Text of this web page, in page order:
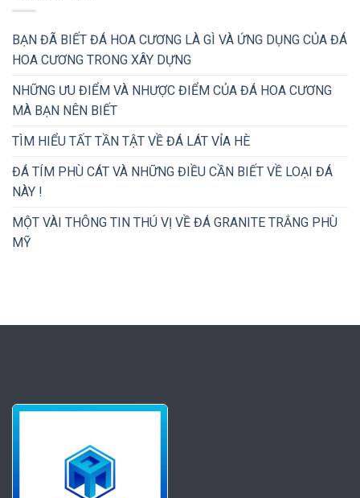
BẠN ĐÃ BIẾT ĐÁ HOA CƯƠNG LÀ GÌ VÀ ỨNG DỤNG CỦA ĐÁ
HOA CƯƠNG TRONG XÂY DỰNG
NHỮNG ƯU ĐIỂM VÀ NHƯỢC ĐIỂM CỦA ĐÁ HOA CƯƠNG
MÀ BẠN NÊN BIẾT
TÌM HIỂU TẤT TẦN TẬT VỀ ĐÁ LÁT VỈA HÈ
ĐÁ TÍM PHÙ CÁT VÀ NHỮNG ĐIỀU CẦN BIẾT VỀ LOẠI ĐÁ
NÀY !
MỘT VÀI THÔNG TIN THÚ VỊ VỀ ĐÁ GRANITE TRẮNG PHÙ
MỸ